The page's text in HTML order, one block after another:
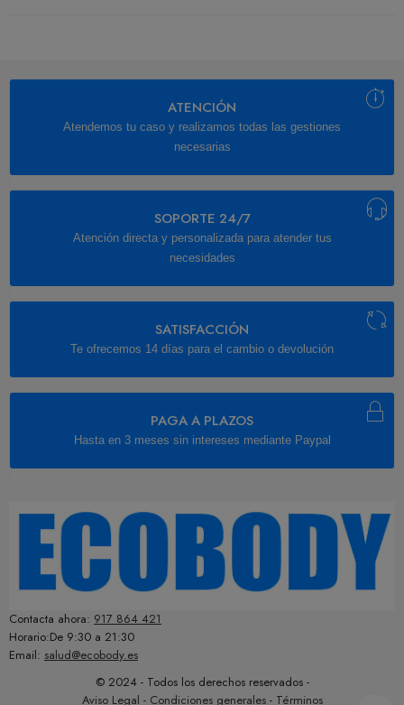
ATENCIÓN
Atendemos tu caso y realizamos todas las gestiones
necesarias
SOPORTE 24/7
Atención directa y personalizada para atender tus
necesidades
SATISFACCIÓN
Te ofrecemos 14 días para el cambio o devolución
PAGA A PLAZOS
Hasta en 3 meses sin intereses mediante Paypal
Contacta ahora: 917 864 421
Horario:De 9:30 a 21:30
Email: salud@ecobody.es
© 2024 - Todos los derechos reservados -
Aviso Legal - Condiciones generales- Términos